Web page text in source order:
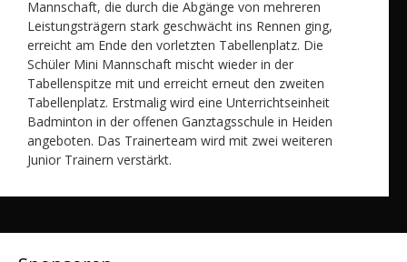
Mannschaft, die durch die Abgänge von mehreren
Leistungsträgern stark geschwächt ins Rennen ging,
erreicht am Ende den vorletzten Tabellenplatz. Die
Schüler Mini Mannschaft mischt wieder in der
Tabellenspitze mit und erreicht erneut den zweiten
Tabellenplatz. Erstmalig wird eine Unterrichtseinheit
Badminton in der offenen Ganztagsschule in Heiden
angeboten. Das Trainerteam wird mit zwei weiteren
Junior Trainern verstärkt.